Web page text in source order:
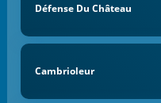
Défense Du Château
Cambrioleur